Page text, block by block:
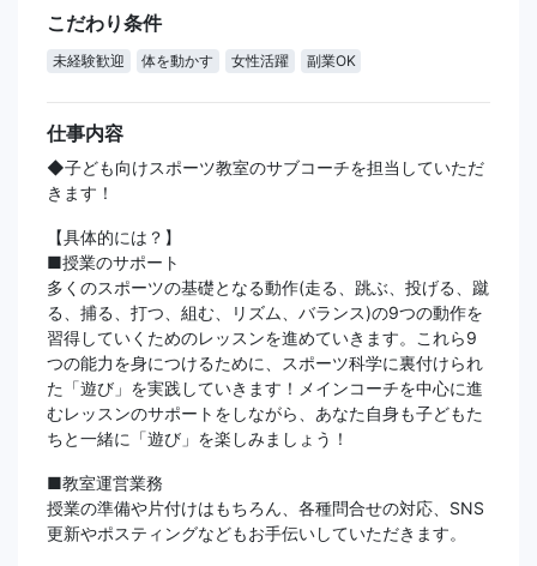
こだわり条件
未経験歓迎 体を動かす 女性活躍 副業OK
仕事内容
◆子ども向けスポーツ教室のサブコーチを担当していただ
きます！
【具体的には？】
■授業のサポート
多くのスポーツの基礎となる動作(走る、跳ぶ、投げる、蹴
る、捕る、打つ、組む、リズム、バランス)の9つの動作を
習得していくためのレッスンを進めていきます。これら9
つの能力を身につけるために、スポーツ科学に裏付けられ
た「遊び」を実践していきます！メインコーチを中心に進
むレッスンのサポートをしながら、あなた自身も子どもた
ちと一緒に「遊び」を楽しみましょう！
■教室運営業務
授業の準備や片付けはもちろん、各種問合せの対応、SNS
更新やポスティングなどもお手伝いしていただきます。